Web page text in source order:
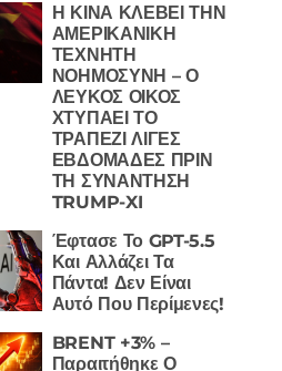
Η ΚΙΝΑ ΚΛΕΒΕΙ ΤΗΝ
ΑΜΕΡΙΚΑΝΙΚΗ
ΤΕΧΝΗΤΗ
ΝΟΗΜΟΣΥΝΗ – Ο
ΛΕΥΚΟΣ ΟΙΚΟΣ
ΧΤΥΠΑΕΙ ΤΟ
ΤΡΑΠΕΖΙ ΛΙΓΕΣ
ΕΒΔΟΜΑΔΕΣ ΠΡΙΝ
ΤΗ ΣΥΝΑΝΤΗΣΗ
TRUMP-XI
Έφτασε Το GPT-5.5
Και Αλλάζει Τα
Πάντα! Δεν Είναι
Αυτό Που Περίμενες!
BRENT +3% –
Παραιτήθηκε Ο